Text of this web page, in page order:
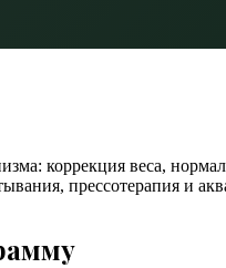
коррекция веса,
прессотерапия и